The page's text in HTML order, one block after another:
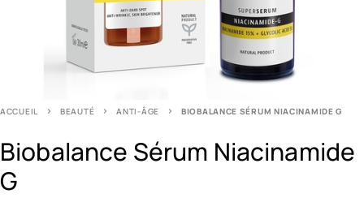
ACCUEIL BEAUTÉ ANTI-ÂGE BIOBALANCE SÉRUM NIACINAMIDE G
Biobalance Sérum Niacinamide
G